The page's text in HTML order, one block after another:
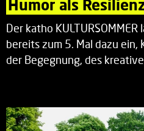
Humor als
Der katho
bereits zum 5. Mal dazu ein,
der Begegnung, des